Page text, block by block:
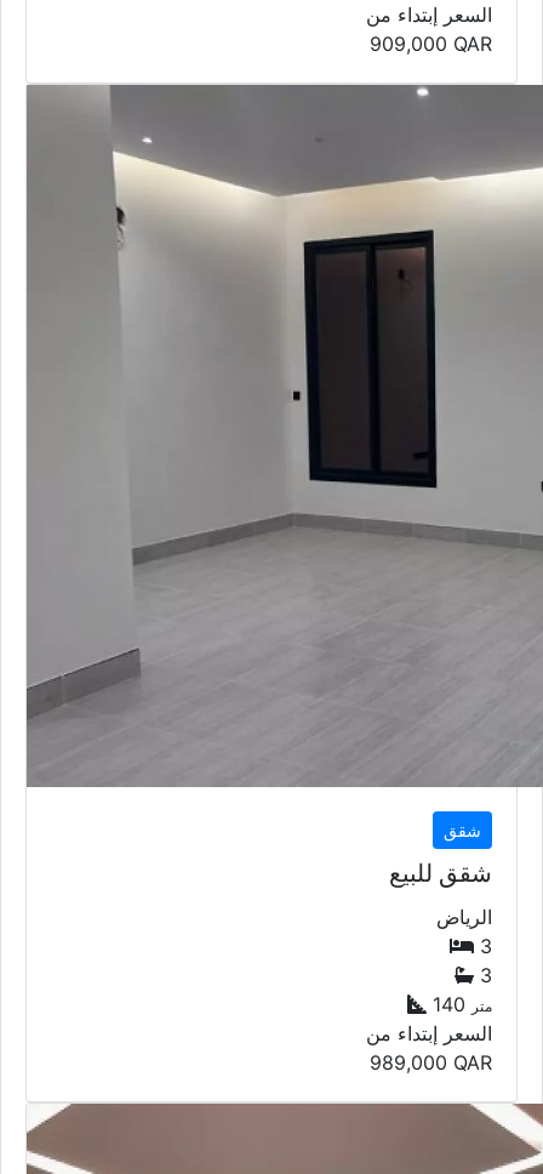
السعر إبتداء من
909,000 QAR
شقق
شقق للبيع
الرياض
3
3
140
متر
السعر إبتداء من
989,000 QAR